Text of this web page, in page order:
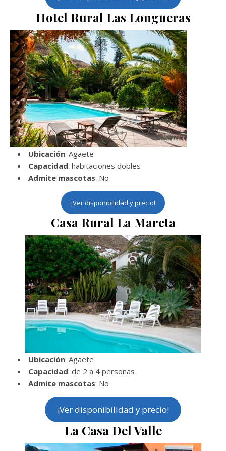
Hotel Rural Las Longueras
Ubicación: Agaete
Capacidad: habitaciones dobles
Admite mascotas: No
¡Ver disponibilidad y precio!
Casa Rural La Mareta
Ubicación: Agaete
Capacidad: de 2 a 4 personas
Admite mascotas: No
¡Ver disponibilidad y precio!
La Casa Del Valle